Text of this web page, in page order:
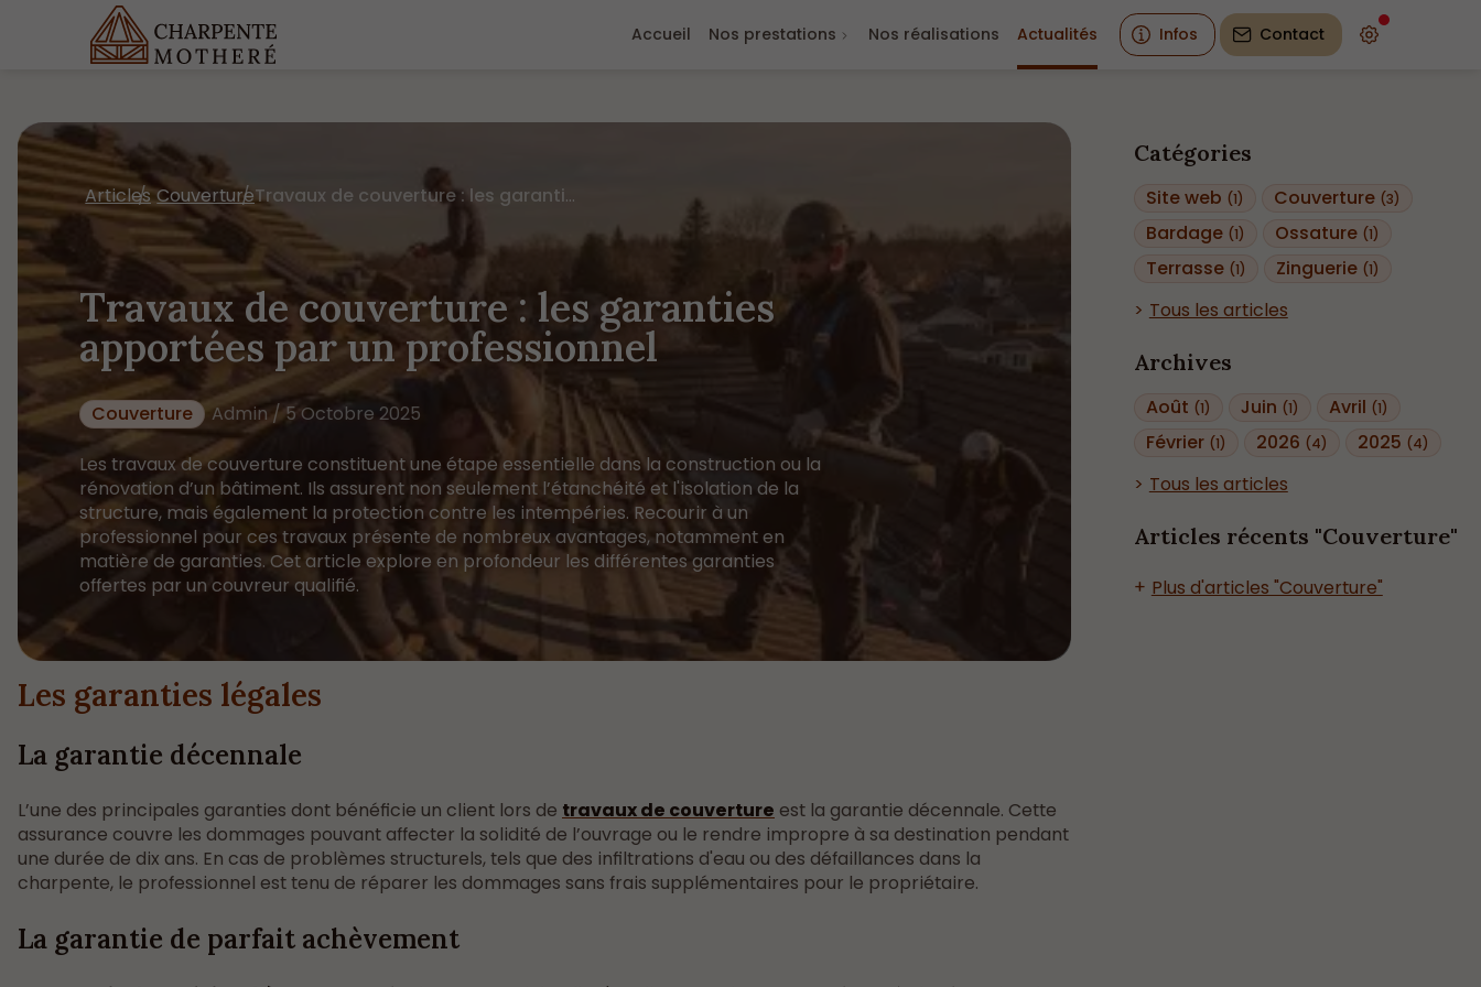
Accueil Nos prestations Nos réalisations Actualités Infos Contact
Catégories
Site web (1) Couverture (3)
Bardage (1) Ossature (1)
Terrasse (1) Zinguerie (1)
Tous les articles
Archives
Août (1) Juin (1) Avril (1)
Février (1) 2026 (4) 2025 (4)
Tous les articles
Articles récents "Couverture"
Plus d'articles "Couverture"
Articles Couverture Travaux de couverture : les garanties apportées par un professionnel
Travaux de couverture : les garanties
apportées par un professionnel
Couverture
Admin / 5 Octobre 2025
Les travaux de couverture constituent une étape essentielle dans la construction ou la
rénovation d’un bâtiment. Ils assurent non seulement l’étanchéité et l'isolation de la
structure, mais également la protection contre les intempéries. Recourir à un
professionnel pour ces travaux présente de nombreux avantages, notamment en
matière de garanties. Cet article explore en profondeur les différentes garanties
offertes par un couvreur qualifié.
Les garanties légales
La garantie décennale
L’une des principales garanties dont bénéficie un client lors de travaux de couverture est la garantie décennale. Cette
assurance couvre les dommages pouvant affecter la solidité de l’ouvrage ou le rendre impropre à sa destination pendant
une durée de dix ans. En cas de problèmes structurels, tels que des infiltrations d'eau ou des défaillances dans la
charpente, le professionnel est tenu de réparer les dommages sans frais supplémentaires pour le propriétaire.
La garantie de parfait achèvement